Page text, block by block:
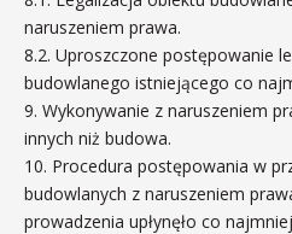
naruszeniem prawa.
8.2. Uproszczone postępowanie
budowlanego istniejącego co
9. Wykonywanie z naruszeniem
innych niż budowa.
10. Procedura postępowania w
budowlanych z naruszeniem
prowadzenia upłynęło co